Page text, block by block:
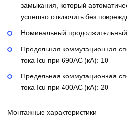
замыкания, который
успешно отключить без
Номинальный
Предельная коммутационная
тока Icu при 690AC (кА): 10
Предельная коммутационная
тока Icu при 400АС (кА): 20
Монтажные характеристики